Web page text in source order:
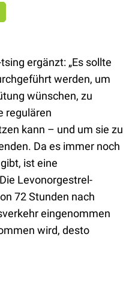
ergänzt: „Es sollte
werden, um
wünschen, zu
regulären
kann – und um sie zu
Da es immer noch
ist eine
Levonorgestrel-
72 Stunden nach
eingenommen
wird, desto